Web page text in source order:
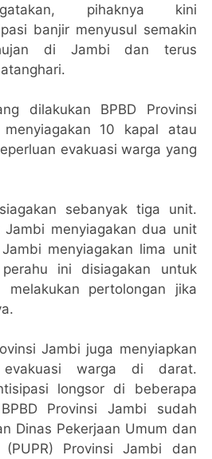
pihaknya kini
banjir menyusul semakin
di Jambi dan terus
dilakukan BPBD Provinsi
10 kapal atau
evakuasi warga yang
sebanyak tiga unit.
Jambi menyiagakan dua unit
menyiagakan lima unit
ini disiagakan untuk
melakukan pertolongan jika
Jambi juga menyiapkan
evakuasi warga di darat.
longsor di beberapa
Provinsi Jambi sudah
Dinas Pekerjaan Umum dan
(PUPR) Provinsi Jambi dan